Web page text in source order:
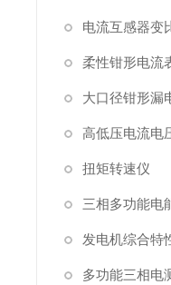
电流互感器变
柔性钳形电流
大口径钳形漏
高低压电流电
扭矩转速仪
发电机综合特